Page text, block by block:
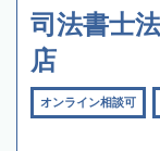
司法書士
店
オンライン相談可